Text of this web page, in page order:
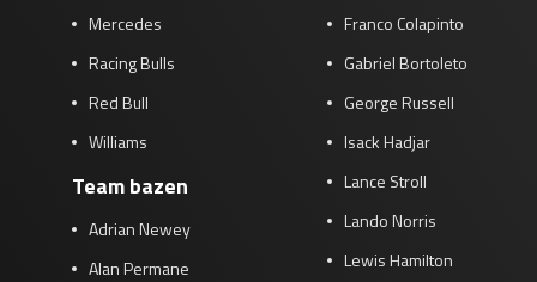
Mercedes
Racing Bulls
Red Bull
Williams
Team bazen
Adrian Newey
Alan Permane
Franco Colapinto
Gabriel Bortoleto
George Russell
Isack Hadjar
Lance Stroll
Lando Norris
Lewis Hamilton